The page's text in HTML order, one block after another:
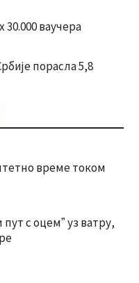
ваучера
порасла 5,8
време током
с оцемˮ уз ватру,